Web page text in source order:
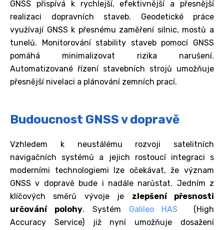
GNSS přispívá k rychlejší, efektivnější a přesnější
realizaci dopravních staveb. Geodetické práce
využívají GNSS k přesnému zaměření silnic, mostů a
tunelů. Monitorování stability staveb pomocí GNSS
pomáhá minimalizovat rizika narušení.
Automatizované řízení stavebních strojů umožňuje
přesnější nivelaci a plánování zemních prací.
Budoucnost GNSS v dopravě
Vzhledem k neustálému rozvoji satelitních
navigačních systémů a jejich rostoucí integraci s
moderními technologiemi lze očekávat, že význam
GNSS v dopravě bude i nadále narůstat. Jedním z
klíčových směrů vývoje je zlepšení přesnosti
určování polohy. Systém Galileo HAS (High
Accuracy Service) již nyní umožňuje dosažení